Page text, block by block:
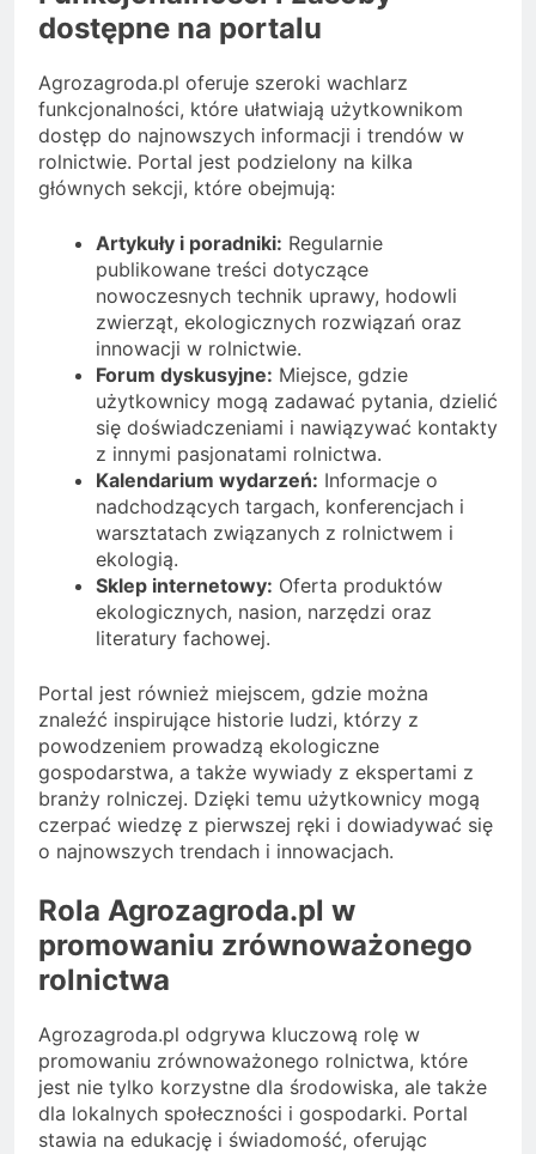
dostępne na portalu
Agrozagroda.pl oferuje szeroki wachlarz
funkcjonalności, które ułatwiają użytkownikom
dostęp do najnowszych informacji i trendów w
rolnictwie. Portal jest podzielony na kilka
głównych sekcji, które obejmują:
Artykuły i poradniki: Regularnie
publikowane treści dotyczące
nowoczesnych technik uprawy, hodowli
zwierząt, ekologicznych rozwiązań oraz
innowacji w rolnictwie.
Forum dyskusyjne: Miejsce, gdzie
użytkownicy mogą zadawać pytania, dzielić
się doświadczeniami i nawiązywać kontakty
z innymi pasjonatami rolnictwa.
Kalendarium wydarzeń: Informacje o
nadchodzących targach, konferencjach i
warsztatach związanych z rolnictwem i
ekologią.
Sklep internetowy: Oferta produktów
ekologicznych, nasion, narzędzi oraz
literatury fachowej.
Portal jest również miejscem, gdzie można
znaleźć inspirujące historie ludzi, którzy z
powodzeniem prowadzą ekologiczne
gospodarstwa, a także wywiady z ekspertami z
branży rolniczej. Dzięki temu użytkownicy mogą
czerpać wiedzę z pierwszej ręki i dowiadywać się
o najnowszych trendach i innowacjach.
Rola Agrozagroda.pl w
promowaniu zrównoważonego
rolnictwa
Agrozagroda.pl odgrywa kluczową rolę w
promowaniu zrównoważonego rolnictwa, które
jest nie tylko korzystne dla środowiska, ale także
dla lokalnych społeczności i gospodarki. Portal
stawia na edukację i świadomość, oferując